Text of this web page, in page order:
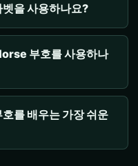
을 사용하나요?
부호를 사용하나
를 배우는 가장 쉬운